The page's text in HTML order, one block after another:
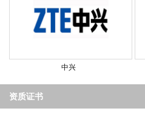
中兴
资质证书